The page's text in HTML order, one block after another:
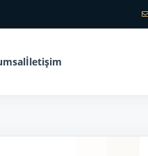
İletişim